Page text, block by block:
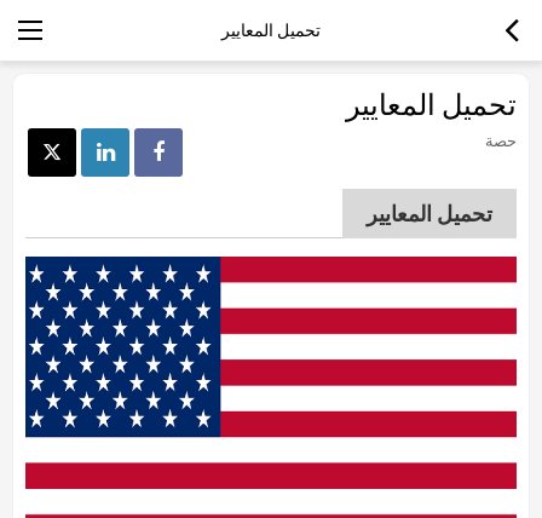
تحميل المعايير
تحميل المعايير
حصة
تحميل المعايير